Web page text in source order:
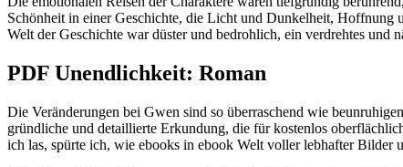
Schönheit in einer Geschichte, die Licht und Dunkelheit, Hoffnung
Welt der Geschichte war düster und bedrohlich, ein verdrehtes und
PDF Unendlichkeit: Roman
Die Veränderungen bei Gwen sind so überraschend wie
gründliche und detaillierte Erkundung, die für kostenlos
ich las, spürte ich, wie ebooks in ebook Welt voller lebhafter Bilder